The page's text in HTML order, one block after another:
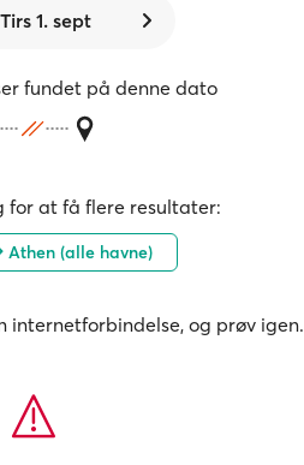
Tirs 1. sept
fundet på denne dato
for at få flere resultater:
Athen (alle havne)
internetforbindelse, og prøv igen.